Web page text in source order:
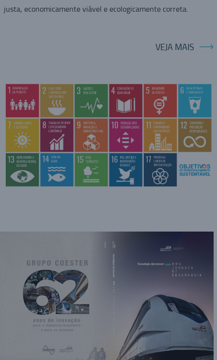
justa, economicamente viável e ecologicamente correta.
VEJA MAIS